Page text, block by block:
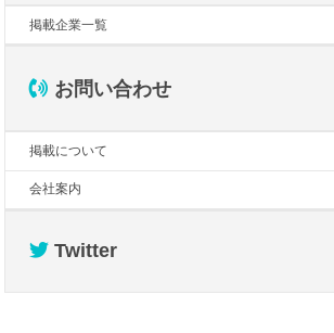
掲載企業一覧
お問い合わせ
掲載について
会社案内
Twitter